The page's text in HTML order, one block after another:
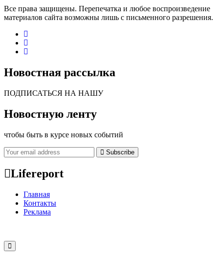
Все права защищены. Перепечатка и любое воспроизведение
материалов сайта возможны лишь с письменного разрешения.
Новостная рассылка
ПОДПИСАТЬСЯ НА НАШУ
Новостную ленту
чтобы быть в курсе новых событий
Subscribe
Lifereport
Главная
Контакты
Реклама